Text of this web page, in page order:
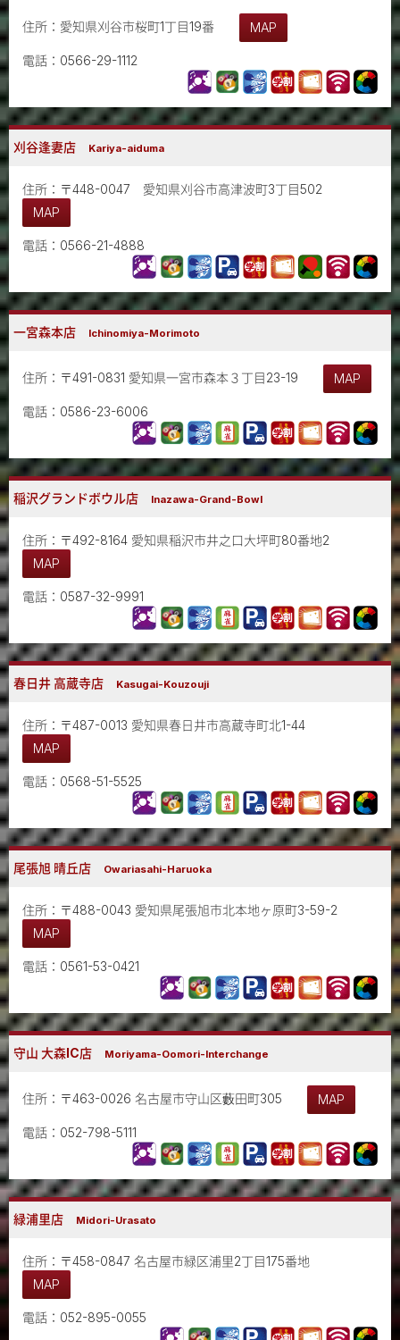
住所：愛知県刈谷市桜町1丁目19番 MAP
電話：0566-29-1112
刈谷逢妻店 Kariya-aiduma
住所：〒448-0047 愛知県刈谷市高津波町3丁目502
MAP
電話：0566-21-4888
一宮森本店 Ichinomiya-Morimoto
住所：〒491-0831 愛知県一宮市森本３丁目23-19 MAP
電話：0586-23-6006
稲沢グランドボウル店 Inazawa-Grand-Bowl
住所：〒492-8164 愛知県稲沢市井之口大坪町80番地2
MAP
電話：0587-32-9991
春日井 高蔵寺店 Kasugai-Kouzouji
住所：〒487-0013 愛知県春日井市高蔵寺町北1-44
MAP
電話：0568-51-5525
尾張旭 晴丘店 Owariasahi-Haruoka
住所：〒488-0043 愛知県尾張旭市北本地ヶ原町3-59-2
MAP
電話：0561-53-0421
守山 大森IC店 Moriyama-Oomori-Interchange
住所：〒463-0026 名古屋市守山区藪田町305 MAP
電話：052-798-5111
緑浦里店 Midori-Urasato
住所：〒458-0847 名古屋市緑区浦里2丁目175番地
MAP
電話：052-895-0055